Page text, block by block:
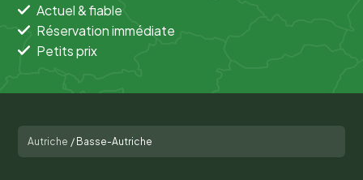
Actuel & fiable
Réservation immédiate
Petits prix
Autriche / Basse-Autriche